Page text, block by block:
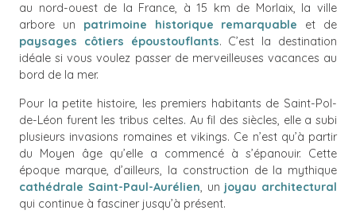
au nord-ouest de la France, à 15 km de Morlaix, la ville
arbore un patrimoine historique remarquable et de
paysages côtiers époustouflants. C’est la destination
idéale si vous voulez passer de merveilleuses vacances au
bord de la mer.
Pour la petite histoire, les premiers habitants de Saint-Pol-
de-Léon furent les tribus celtes. Au fil des siècles, elle a subi
plusieurs invasions romaines et vikings. Ce n’est qu’à partir
du Moyen âge qu’elle a commencé à s’épanouir. Cette
époque marque, d’ailleurs, la construction de la mythique
cathédrale Saint-Paul-Aurélien , un joyau architectural
qui continue à fasciner jusqu’à présent.